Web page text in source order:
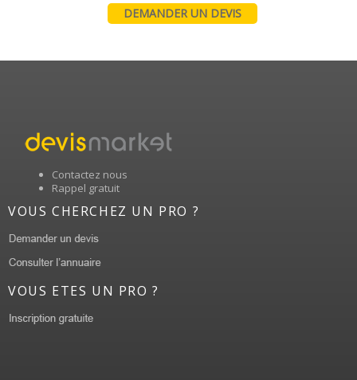
DEMANDER UN DEVIS
Contactez nous
Rappel gratuit
VOUS CHERCHEZ UN PRO ?
VOUS ETES UN PRO ?